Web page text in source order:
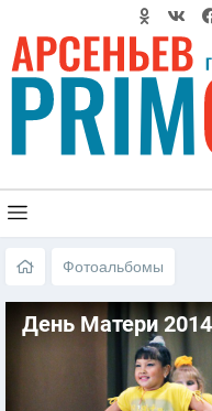
Фотоальбомы
День Матери